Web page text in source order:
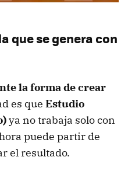
que se genera con
la forma de crear
es que Estudio
ya no trabaja solo con
puede partir de
el resultado.